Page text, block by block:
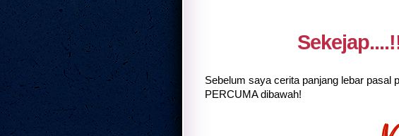
Sebelum saya cerita panjang lebar pasal
PERCUMA dibawah!